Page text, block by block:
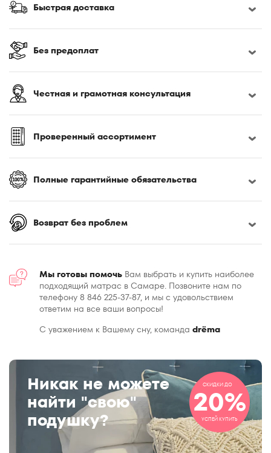
170x200
180x190
180x195
180x210
180x220
185x200
190x200
200x200
200x210
200x220
Быстрая доставка
Без предоплат
Честная и грамотная консультация
Проверенный ассортимент
Полные гарантийные обязательства
Возврат без проблем
Мы готовы помочь Вам выбрать и купить наиболее
подходящий матрас в Самаре. Позвоните нам по
телефону 8 846 225-37-87, и мы с удовольствием
ответим на все ваши вопросы!
С уважением к Вашему сну, команда drёma
Никак не можете
найти "свою"
подушку?
СКИДКИ ДО
20%
УСПЕЙ КУПИТЬ